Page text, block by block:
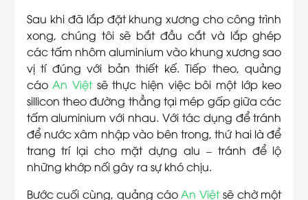
Sau khi đã lắp đặt khung xương cho công trình
xong, chúng tôi sẽ bắt đầu cắt và lắp ghép
các tấm nhôm aluminium vào khung xương sao
vị tí đúng với bản thiết kế. Tiếp theo, quảng
cáoAn Việtsẽ thực hiện việc bôi một lớp keo
sillicon theo đường thẳng tại mép gấp giữa các
tấm aluminium với nhau. Với tác dụng để tránh
để nước xâm nhập vào bên trong, thứ hai là để
trang trí lại cho mặt dựng alu – tránh để lộ
những khớp nối gây ra sự khó chịu.
Bước cuối cùng, quảng cáoAn Việtsẽ chờ một